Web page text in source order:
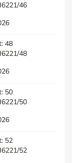
46
48
48
50
50
52
52